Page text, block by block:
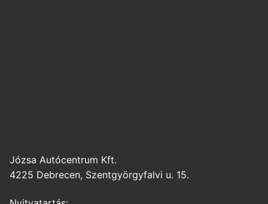
Józsa Autócentrum Kft.
4225 Debrecen, Szentgyörgyfalvi u. 15.